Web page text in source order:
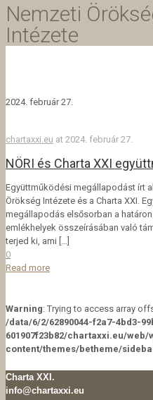
Nemzeti
Intézete
2024. február 27.
chartaxxi.eu at 2024. február 27.
NÖRI és Charta XXI
Együttműködési megállapodást írt
Örökség Intézete és a Charta XXI.
megállapodás elsősorban a
emlékhelyek összeírásában való
terjed ki, ami […]
0
Read more
Warning: Trying to access array
/data/6/2/62890044-f2a7-4bd3-
601907f23b82/chartaxxi.eu/web/
content/themes/betheme/
Charta XXI.
info@chartaxxi.eu